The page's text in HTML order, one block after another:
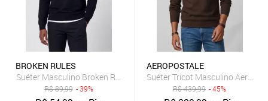
BROKEN RULES
Suéter Masculino Broken Rules Gola Redonda Azul-Marinho
R$89,99 - 39%
AEROPOSTALE
Suéter Tricot Masculino
R$439,99 - 45%